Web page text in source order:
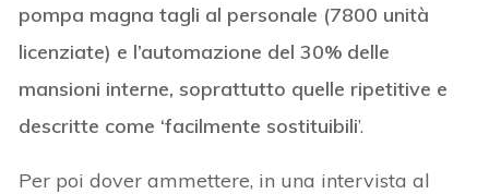
pompa magna tagli al personale (7800 unità
licenziate) e l’automazione del 30% delle
mansioni interne, soprattutto quelle ripetitive e
descritte come ‘facilmente sostituibili’.
Per poi dover ammettere, in una intervista al